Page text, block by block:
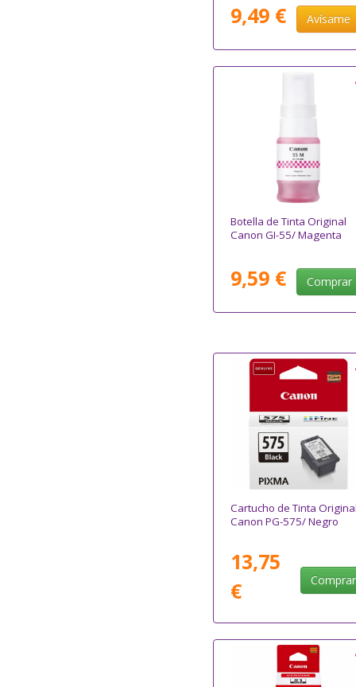
9,49 € Avísame
Botella de Tinta Original
Canon GI-55/ Magenta
9,59 € Comprar
Cartucho de Tinta
Canon PG-575/ Negro
13,75
€
Comprar